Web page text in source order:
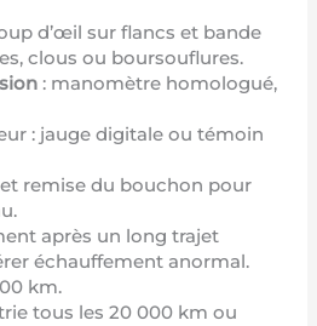
d’œil sur flancs et bande
clous ou boursouflures.
: manomètre homologué,
: jauge digitale ou témoin
remise du bouchon pour
après un long trajet
échauffement anormal.
km.
tous les 20 000 km ou